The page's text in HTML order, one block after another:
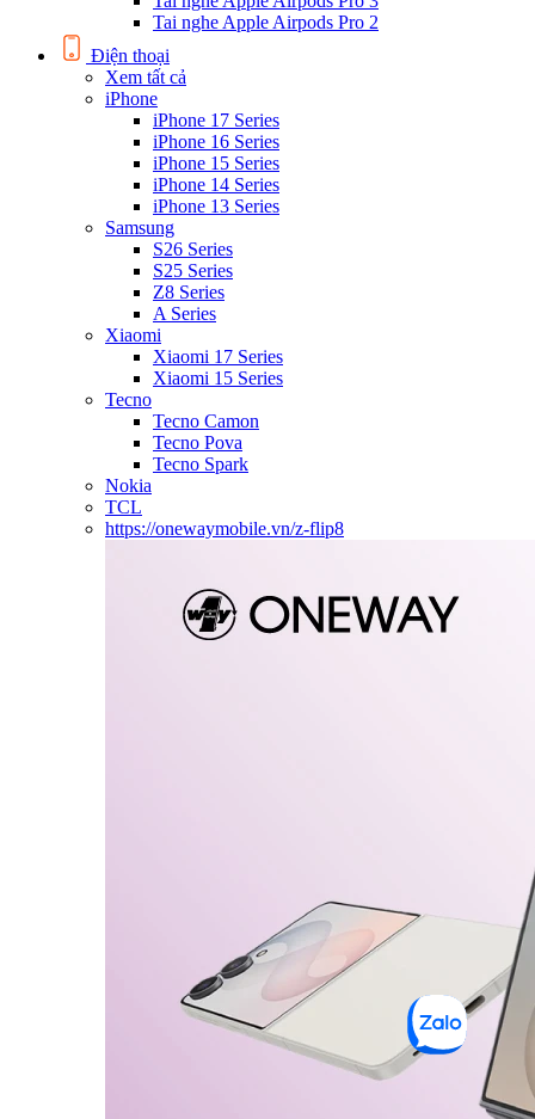
Tai nghe Apple Airpods Pro 2
Điện thoại
Xem tất cả
iPhone
iPhone 17 Series
iPhone 16 Series
iPhone 15 Series
iPhone 14 Series
iPhone 13 Series
Samsung
S26 Series
S25 Series
Z8 Series
A Series
Xiaomi
Xiaomi 17 Series
Xiaomi 15 Series
Tecno
Tecno Camon
Tecno Pova
Tecno Spark
Nokia
TCL
https://onewaymobile.vn/z-flip8